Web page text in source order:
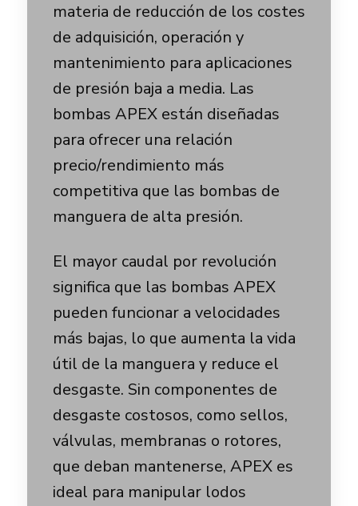
materia de reducción de los costes
de adquisición, operación y
mantenimiento para aplicaciones
de presión baja a media. Las
bombas APEX están diseñadas
para ofrecer una relación
precio/rendimiento más
competitiva que las bombas de
manguera de alta presión.
El mayor caudal por revolución
significa que las bombas APEX
pueden funcionar a velocidades
más bajas, lo que aumenta la vida
útil de la manguera y reduce el
desgaste. Sin componentes de
desgaste costosos, como sellos,
válvulas, membranas o rotores,
que deban mantenerse, APEX es
ideal para manipular lodos